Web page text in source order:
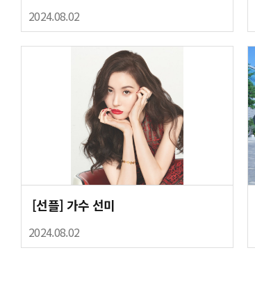
2024.08.02
[선플] 가수 선미
2024.08.02